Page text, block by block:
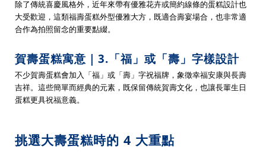
除了傳統喜慶風格外，近年來帶有優雅花卉或簡約線條的蛋糕設計也
大受歡迎，這類福壽蛋糕外型優雅大方，既適合壽宴場合，也非常適
合作為拍照留念的重要點綴。
賀壽蛋糕寓意｜3.「福」或「壽」字樣設計
不少賀壽蛋糕會加入「福」或「壽」字祝福牌，象徵幸福安康與長壽
吉祥。這些簡單而經典的元素，既保留傳統賀壽文化，也讓長輩生日
蛋糕更具祝福意義。
挑選大壽蛋糕時的 4 大重點